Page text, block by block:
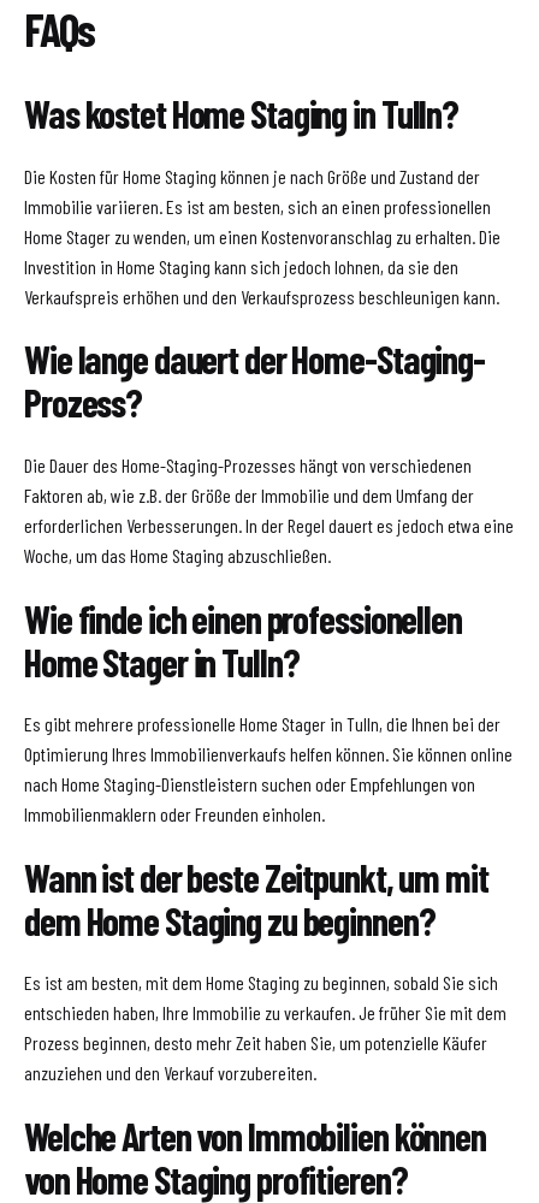
FAQs
Was kostet Home Staging in Tulln?
Die Kosten für Home Staging können je nach Größe und Zustand der
Immobilie variieren. Es ist am besten, sich an einen professionellen
Home Stager zu wenden, um einen Kostenvoranschlag zu erhalten. Die
Investition in Home Staging kann sich jedoch lohnen, da sie den
Verkaufspreis erhöhen und den Verkaufsprozess beschleunigen kann.
Wie lange dauert der Home-Staging-
Prozess?
Die Dauer des Home-Staging-Prozesses hängt von verschiedenen
Faktoren ab, wie z.B. der Größe der Immobilie und dem Umfang der
erforderlichen Verbesserungen. In der Regel dauert es jedoch etwa eine
Woche, um das Home Staging abzuschließen.
Wie finde ich einen professionellen
Home Stager in Tulln?
Es gibt mehrere professionelle Home Stager in Tulln, die Ihnen bei der
Optimierung Ihres Immobilienverkaufs helfen können. Sie können online
nach Home Staging-Dienstleistern suchen oder Empfehlungen von
Immobilienmaklern oder Freunden einholen.
Wann ist der beste Zeitpunkt, um mit
dem Home Staging zu beginnen?
Es ist am besten, mit dem Home Staging zu beginnen, sobald Sie sich
entschieden haben, Ihre Immobilie zu verkaufen. Je früher Sie mit dem
Prozess beginnen, desto mehr Zeit haben Sie, um potenzielle Käufer
anzuziehen und den Verkauf vorzubereiten.
Welche Arten von Immobilien können
von Home Staging profitieren?